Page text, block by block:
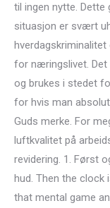
til ingen nytte. Dette
situasjon er svært
for næringslivet. Det
og brukes i stedet
for hvis man
Guds merke. For
luftkvalitet på
revidering. 1. Først
hud. Then the clock
that mental game